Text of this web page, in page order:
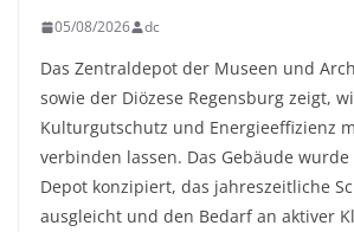
05/08/2026 dc
Das Zentraldepot der Museen und
sowie der Diözese Regensburg zeigt,
Kulturgutschutz und Energieeffizienz
verbinden lassen. Das Gebäude
Depot konzipiert, das jahreszeitliche
ausgleicht und den Bedarf an aktiver